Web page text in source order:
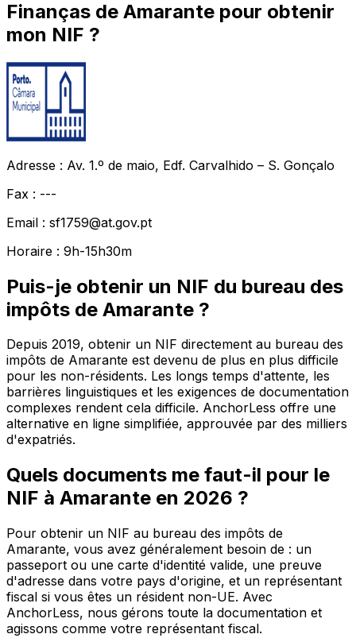
Finanças de Amarante pour obtenir
mon NIF ?
Adresse : Av. 1.º de maio, Edf. Carvalhido – S. Gonçalo
Fax : ---
Email : sf1759@at.gov.pt
Horaire : 9h-15h30m
Puis-je obtenir un NIF du bureau des
impôts de Amarante ?
Depuis 2019, obtenir un NIF directement au bureau des
impôts de Amarante est devenu de plus en plus difficile
pour les non-résidents. Les longs temps d'attente, les
barrières linguistiques et les exigences de documentation
complexes rendent cela difficile. AnchorLess offre une
alternative en ligne simplifiée, approuvée par des milliers
d'expatriés.
Quels documents me faut-il pour le
NIF à Amarante en 2026 ?
Pour obtenir un NIF au bureau des impôts de
Amarante, vous avez généralement besoin de : un
passeport ou une carte d'identité valide, une preuve
d'adresse dans votre pays d'origine, et un représentant
fiscal si vous êtes un résident non-UE. Avec
AnchorLess, nous gérons toute la documentation et
agissons comme votre représentant fiscal.